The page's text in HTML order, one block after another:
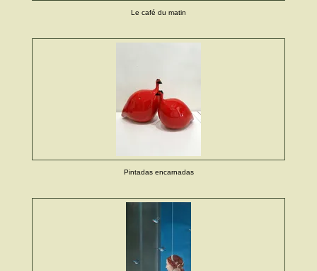
Le café du matin
Pintadas encarnadas